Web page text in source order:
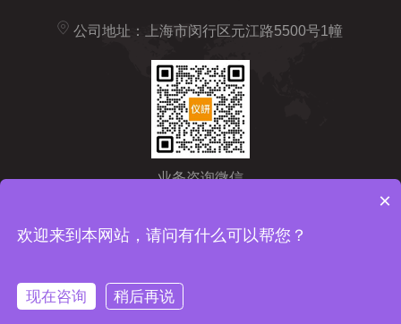
公司地址：上海市闵行区元江路5500号1幢
业务咨询微信
Copyright © 2026 仪研智造（上海）药检仪器有限公司版权所有
×
欢迎来到本网站，请问有什么可以帮您？
现在咨询 稍后再说